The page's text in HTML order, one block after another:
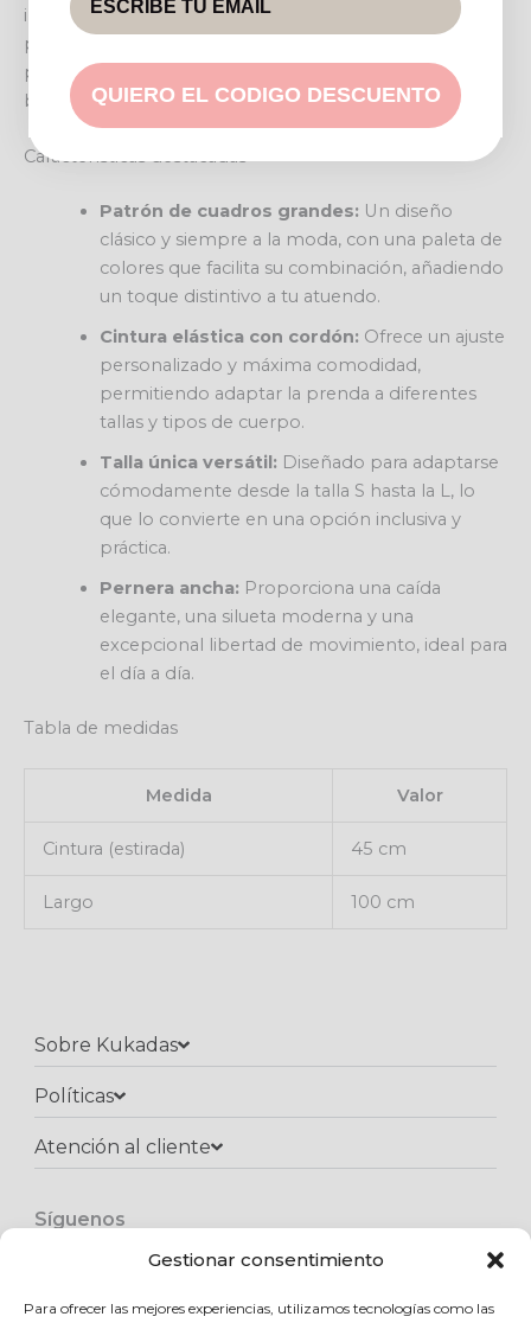
Gestionar consentimiento
Para ofrecer las mejores experiencias, utilizamos tecnologías como las
inigualable durante todo el día, sino que también
permite adaptarlo a tu preferencia. Es la opción
perfecta para quienes buscan estilo sin renunciar al
bienestar y la facilidad de uso.
Características destacadas
Patrón de cuadros grandes: Un diseño
clásico y siempre a la moda, con una paleta de
colores que facilita su combinación, añadiendo
un toque distintivo a tu atuendo.
Cintura elástica con cordón: Ofrece un ajuste
personalizado y máxima comodidad,
permitiendo adaptar la prenda a diferentes
tallas y tipos de cuerpo.
Talla única versátil: Diseñado para adaptarse
cómodamente desde la talla S hasta la L, lo
que lo convierte en una opción inclusiva y
práctica.
Pernera ancha: Proporciona una caída
elegante, una silueta moderna y una
excepcional libertad de movimiento, ideal para
el día a día.
Tabla de medidas
Medida Valor
Cintura (estirada) 45 cm
Largo 100 cm
Sobre Kukadas
Políticas
Atención al cliente​
Síguenos
e
t
h
t
Copyright © 2025 Kukadas.com | Todos los derechos reservados
QUIERO EL CODIGO DESCUENTO